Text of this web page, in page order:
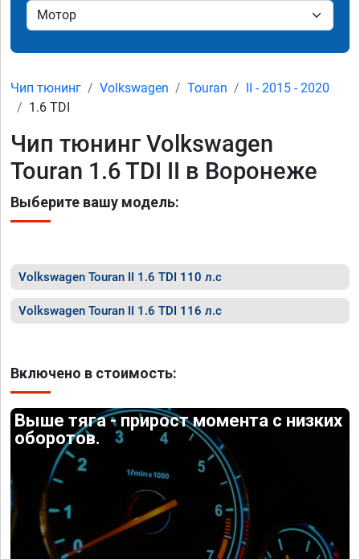
Чип тюнинг Volkswagen Touran
II - 2015 - 2020
1.6 TDI
Чип тюнинг Volkswagen
Touran 1.6 TDI II в Воронеже
Выберите вашу модель:
Volkswagen Touran II 1.6 TDI 110 л.с
Volkswagen Touran II 1.6 TDI 116 л.с
Включено в стоимость:
Выше тяга - прирост момента с низких
оборотов.